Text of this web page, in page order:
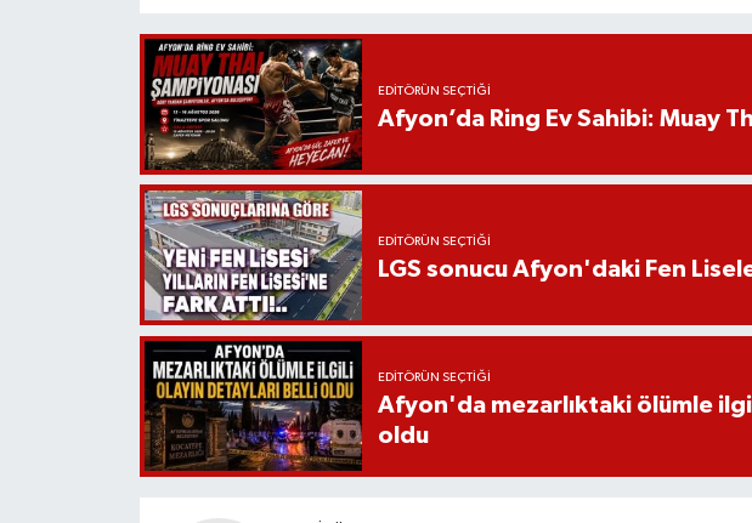
EDITÖRÜN SEÇTIĞI
Afyon’da Ring Ev Sahibi: Muay
EDITÖRÜN SEÇTIĞI
LGS sonucu Afyon'daki Fen
EDITÖRÜN SEÇTIĞI
Afyon'da mezarlıktaki ölümle
oldu